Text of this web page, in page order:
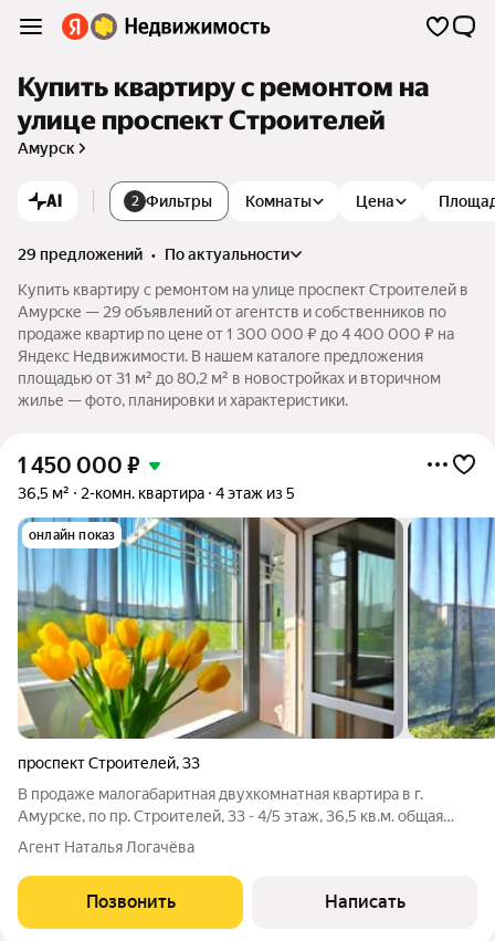
Купить квартиру с ремонтом на
улице проспект Строителей
Амурск
AI 2 Фильтры Комнаты Цена
29 предложений •
по актуальности
Купить квартиру с ремонтом на улице проспект Строителей в
Амурске — 29 объявлений от агентств и собственников по
продаже квартир по цене от 1 300 000 ₽ до 4 400 000 ₽ на
Яндекс Недвижимости. В нашем каталоге предложения
площадью от 31 м² до 80,2 м² в новостройках и вторичном
жилье — фото, планировки и характеристики.
1 450 000 ₽
36,5 м² 2-комн. квартира 4 этаж из 5
онлайн показ
проспект Строителей,33
В продаже малогабаритная двухкомнатная квартира в г.
Амурске, по пр. Строителей, 33 - 4/5 этаж, 36,5 кв.м. общая
площадь - пластиковые окна (на две стороны дома) -
ниша и вешала) - раздельные
Агент Наталья Логачёва
Позвонить Написать